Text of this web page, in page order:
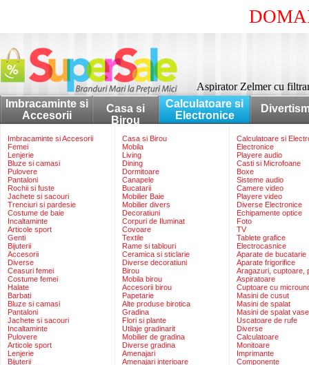
Aspirator Zelmer cu
Imbracaminte si
Accesorii
Casa si
Birou
Calculatoare si
Electronice
Imbracaminte si Accesorii
Femei
Lenjerie
Bluze si camasi
Pulovere
Pantaloni
Rochii si fuste
Jachete si sacouri
Trenciuri si pardesie
Costume de baie
Incaltaminte
Articole sport
Genti
Bijuterii
Accesorii
Diverse
Ceasuri femei
Costume femei
Halate
Barbati
Bluze si camasi
Pantaloni
Jachete si sacouri
Incaltaminte
Pulovere
Articole sport
Lenjerie
Bijuterii
Casa si Birou
Mobila
Living
Dining
Dormitoare
Canapele
Bucatarii
Mobilier Baie
Mobilier divers
Decoratiuni
Corpuri de Iluminat
Covoare
Textile
Rame si tablouri
Ceramica si sticlarie
Diverse decoratiuni
Birou
Mobila birou
Accesorii birou
Papetarie
Alte produse birotica
Gradina
Flori si plante
Utilaje gradinarit
Mobilier de gradina
Diverse gradina
Amenajari
Amenajari interioare
Calculatoare si
Electronice
Playere audio
Casti si Microfoane
Boxe
Sisteme audio
Camere video
Playere video
Diverse Electronice
Echipamente optice
Foto
TV
Tablete grafice
Electrocasnice
Aparate de bucatarie
Aparate frigorifice
Aragazuri, cuptoare,
Aspiratoare
Cuptoare cu
Masini de cusut
Masini de spalat
Masini de spalat vase
Uscatoare de rufe
Diverse
Calculatoare
Monitoare
Imprimante
Componente